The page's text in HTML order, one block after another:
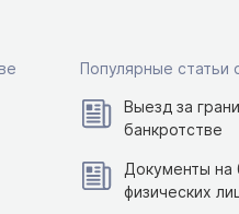
Популярные статьи
Выезд за
банкротстве
Документы на
физических